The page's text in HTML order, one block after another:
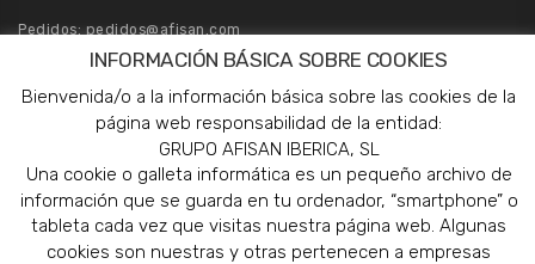
Pedidos: pedidos@afisan.com
INFORMACIÓN BÁSICA SOBRE COOKIES
Bienvenida/o a la información básica sobre las cookies de la
página web responsabilidad de la entidad:
GRUPO AFISAN IBERICA, SL
Una cookie o galleta informática es un pequeño archivo de
información que se guarda en tu ordenador, “smartphone” o
tableta cada vez que visitas nuestra página web. Algunas
cookies son nuestras y otras pertenecen a empresas